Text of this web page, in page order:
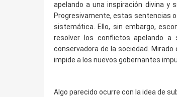
apelando a una inspiración divina y
Progresivamente, estas sentencias
sistemática. Ello, sin embargo,
resolver los conflictos apelando a
conservadora de la sociedad.
impide a los nuevos gobernantes
Algo parecido ocurre con la idea de